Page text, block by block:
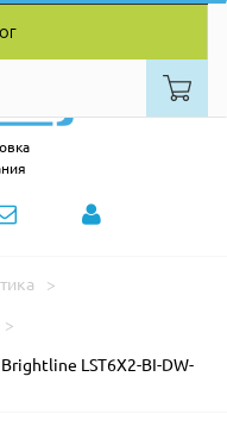
Brightline LST6X2-BI-DW-